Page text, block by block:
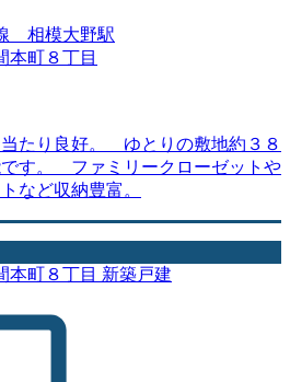
相模大野駅
本町８丁目
たり良好。 ゆとりの敷地約３８
す。 ファミリークローゼットや
など収納豊富。
本町８丁目 新築戸建